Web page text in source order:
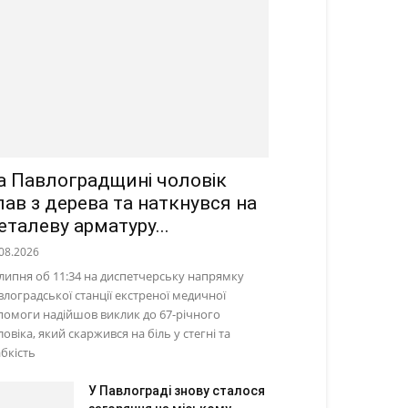
Павлоградщині чоловік
з дерева та наткнувся на
арматуру...
об 11:34 на диспетчерську напрямку
станції екстреної медичної
надійшов виклик до 67-річного
який скаржився на біль у стегні та
У Павлограді знову сталося